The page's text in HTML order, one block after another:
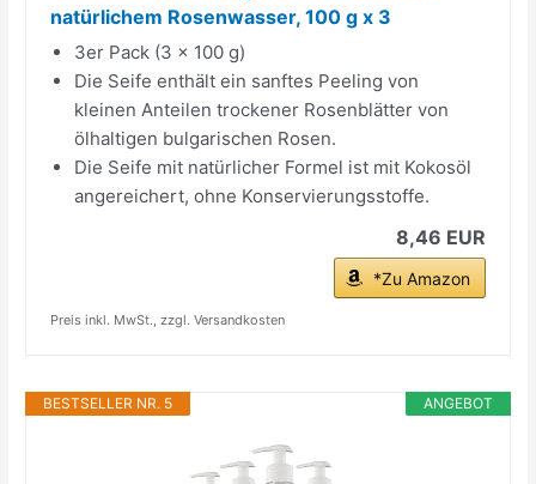
natürlichem Rosenwasser, 100 g x 3
3er Pack (3 x 100 g)
Die Seife enthält ein sanftes Peeling von
kleinen Anteilen trockener Rosenblätter von
ölhaltigen bulgarischen Rosen.
Die Seife mit natürlicher Formel ist mit Kokosöl
angereichert, ohne Konservierungsstoffe.
8,46 EUR
*Zu Amazon
Preis inkl. MwSt., zzgl. Versandkosten
ANGEBOT
BESTSELLER NR. 5